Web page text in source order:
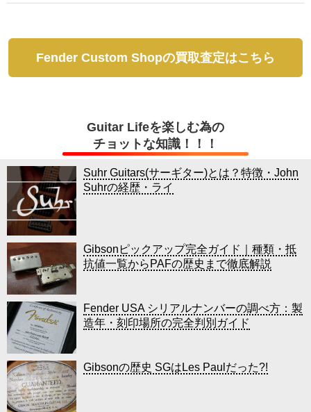
Fender Custom Shopの買取査定はこちら
Guitar Lifeを楽しむ為の
チョットな知識！！！
Suhr Guitars(サーギター)とは？特徴・John
Suhrの経歴・ライ
Gibsonピックアップ完全ガイド｜種類・抵
抗値一覧からPAFの歴史まで徹底解説
Fender USA シリアルナンバーの調べ方：製
造年・刻印場所の完全判別ガイド
Gibsonの歴史 SGはLes Paulだった?!